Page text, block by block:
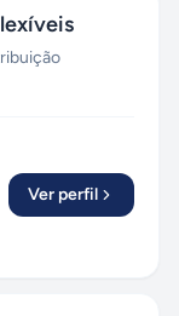
Ver perfil